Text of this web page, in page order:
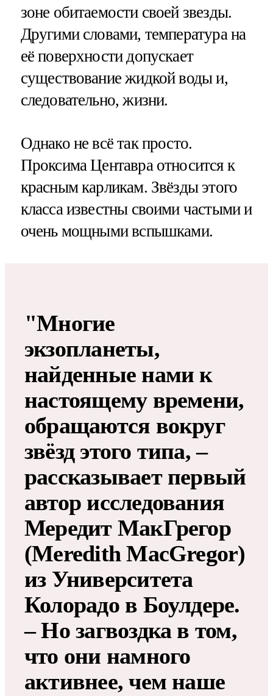
зоне обитаемости своей звезды.
Другими словами, температура на
её поверхности допускает
существование жидкой воды и,
следовательно, жизни.
Однако не всё так просто.
Проксима Центавра относится к
красным карликам. Звёзды этого
класса известны своими частыми и
очень мощными вспышками.
"Многие
экзопланеты,
найденные нами к
настоящему времени,
обращаются вокруг
звёзд этого типа, –
рассказывает первый
автор исследования
Мередит МакГрегор
(Meredith MacGregor)
из Университета
Колорадо в Боулдере.
– Но загвоздка в том,
что они намного
активнее, чем наше